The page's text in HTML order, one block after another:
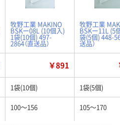
牧野工業 MAKINO
BSKー08L (10個入)
1袋(10個) 497-
2864（直送品）
牧野工業
BSKー11L (5
袋(5個) 448-
送品）
￥891
1袋(10個) 1袋(5個)
100～156 105～170